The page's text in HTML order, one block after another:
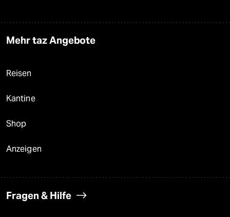
Mehr taz Angebote
Reisen
Kantine
Shop
Anzeigen
Fragen & Hilfe